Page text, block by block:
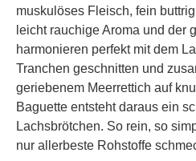
muskulöses Fleisch, fein
leicht rauchige Aroma und der
harmonieren perfekt mit dem
Tranchen geschnitten und
geriebenem Meerrettich auf
Baguette entsteht daraus ein
Lachsbrötchen. So rein, so
nur allerbeste Rohstoffe